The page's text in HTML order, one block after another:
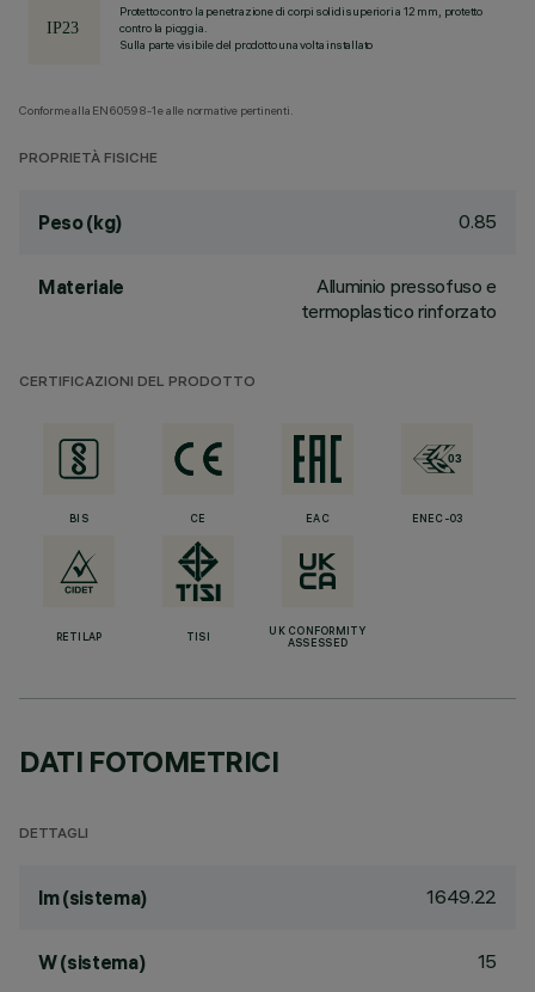
Protetto contro la penetrazione di corpi solidi superiori a 12 mm, protetto
contro la pioggia.
Sulla parte visibile del prodotto una volta installato
Conforme alla EN60598-1 e alle normative pertinenti.
PROPRIETÀ FISICHE
Peso (kg) 0.85
Materiale
Alluminio pressofuso e
termoplastico rinforzato
CERTIFICAZIONI DEL PRODOTTO
BIS CE EAC ENEC-03
RETILAP TISI
UK CONFORMITY
ASSESSED
DATI FOTOMETRICI
DETTAGLI
lm (sistema) 1649.22
W (sistema) 15